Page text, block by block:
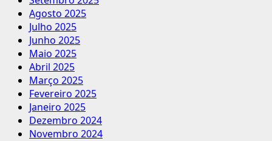
Agosto 2025
Julho 2025
Junho 2025
Maio 2025
Abril 2025
Março 2025
Fevereiro 2025
Janeiro 2025
Dezembro 2024
Novembro 2024